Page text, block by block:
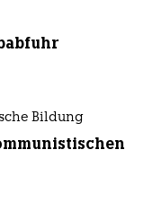
Bildung